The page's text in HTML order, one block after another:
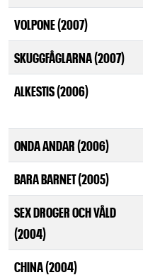
VOLPONE (2007)
SKUGGFÅGLARNA (2007)
ALKESTIS (2006)
ONDA ANDAR (2006)
BARA BARNET (2005)
SEX DROGER OCH VÅLD
(2004)
CHINA (2004)